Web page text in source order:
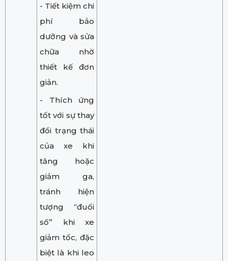
- Tiết kiệm chi
phí bảo
dưỡng và sửa
chữa nhờ
thiết kế đơn
giản.
- Thích ứng
tốt với sự thay
đổi trạng thái
của xe khi
tăng hoặc
giảm ga,
tránh hiện
tượng “đuối
số” khi xe
giảm tốc, đặc
biệt là khi leo